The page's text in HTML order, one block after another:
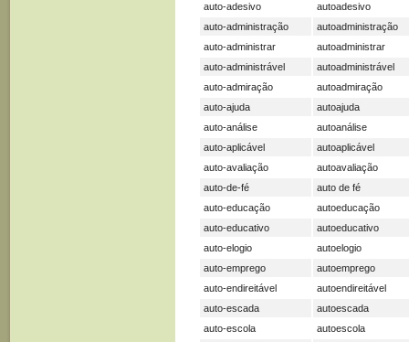
auto-adesivo
autoadesivo
auto-administração
autoadministração
auto-administrar
autoadministrar
auto-administrável
autoadministrável
auto-admiração
autoadmiração
auto-ajuda
autoajuda
auto-análise
autoanálise
auto-aplicável
autoaplicável
auto-avaliação
autoavaliação
auto-de-fé
auto de fé
auto-educação
autoeducação
auto-educativo
autoeducativo
auto-elogio
autoelogio
auto-emprego
autoemprego
auto-endireitável
autoendireitável
auto-escada
autoescada
auto-escola
autoescola